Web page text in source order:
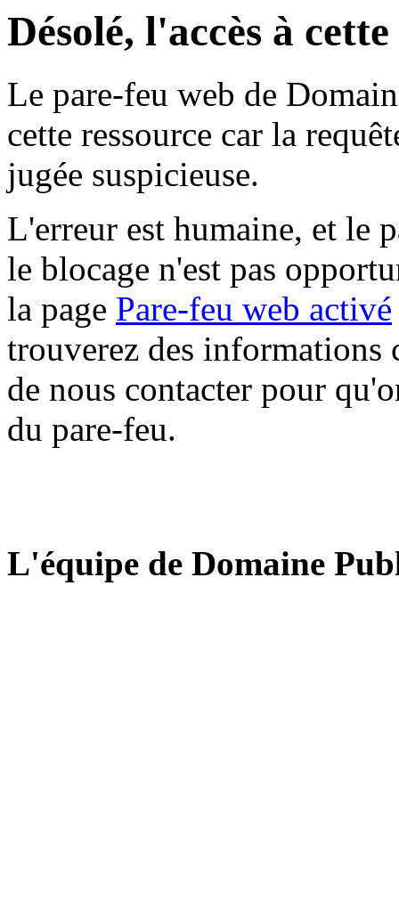
Désolé, l'accès à
Le pare-feu web de
cette ressource car la
jugée suspicieuse.
L'erreur est humaine, et le
le blocage n'est pas
la page Pare-feu web activé
trouverez des informations
de nous contacter pour
du pare-feu.
L'équipe de Domaine